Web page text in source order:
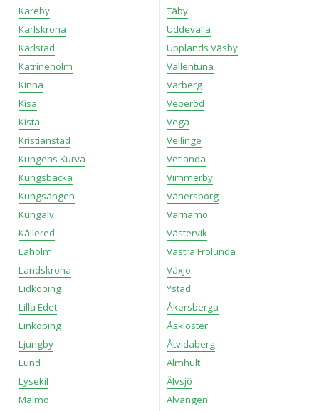
Kareby
Karlskrona
Karlstad
Katrineholm
Kinna
Kisa
Kista
Kristianstad
Kungens Kurva
Kungsbacka
Kungsängen
Kungälv
Kållered
Laholm
Landskrona
Lidköping
Lilla Edet
Linköping
Ljungby
Lund
Lysekil
Malmö
Täby
Uddevalla
Upplands Väsby
Vallentuna
Varberg
Veberöd
Vega
Vellinge
Vetlanda
Vimmerby
Vänersborg
Värnamo
Västervik
Västra Frölunda
Växjö
Ystad
Åkersberga
Åskloster
Åtvidaberg
Älmhult
Älvsjö
Älvängen